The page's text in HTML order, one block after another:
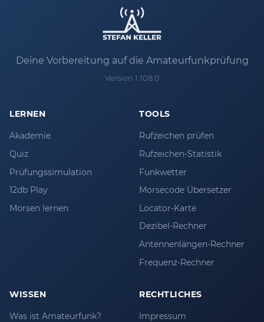
Deine Vorbereitung auf die Amateurfunkprüfung
Version 1.108.0
LERNEN
Akademie
Quiz
Prüfungssimulation
12db Play
Morsen lernen
TOOLS
Rufzeichen prüfen
Rufzeichen-Statistik
Funkwetter
Morsecode Übersetzer
Locator-Karte
Dezibel-Rechner
Antennenlängen-Rechner
Frequenz-Rechner
WISSEN
Was ist Amateurfunk?
RECHTLICHES
Impressum